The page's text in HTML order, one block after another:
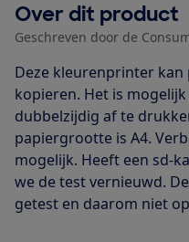
Over dit product
Geschreven door de
Deze kleurenprinter kan
kopieren. Het is
dubbelzijdig af te
papiergrootte is A4.
mogelijk. Heeft een sd-
we de test vernieuwd.
getest en daarom niet